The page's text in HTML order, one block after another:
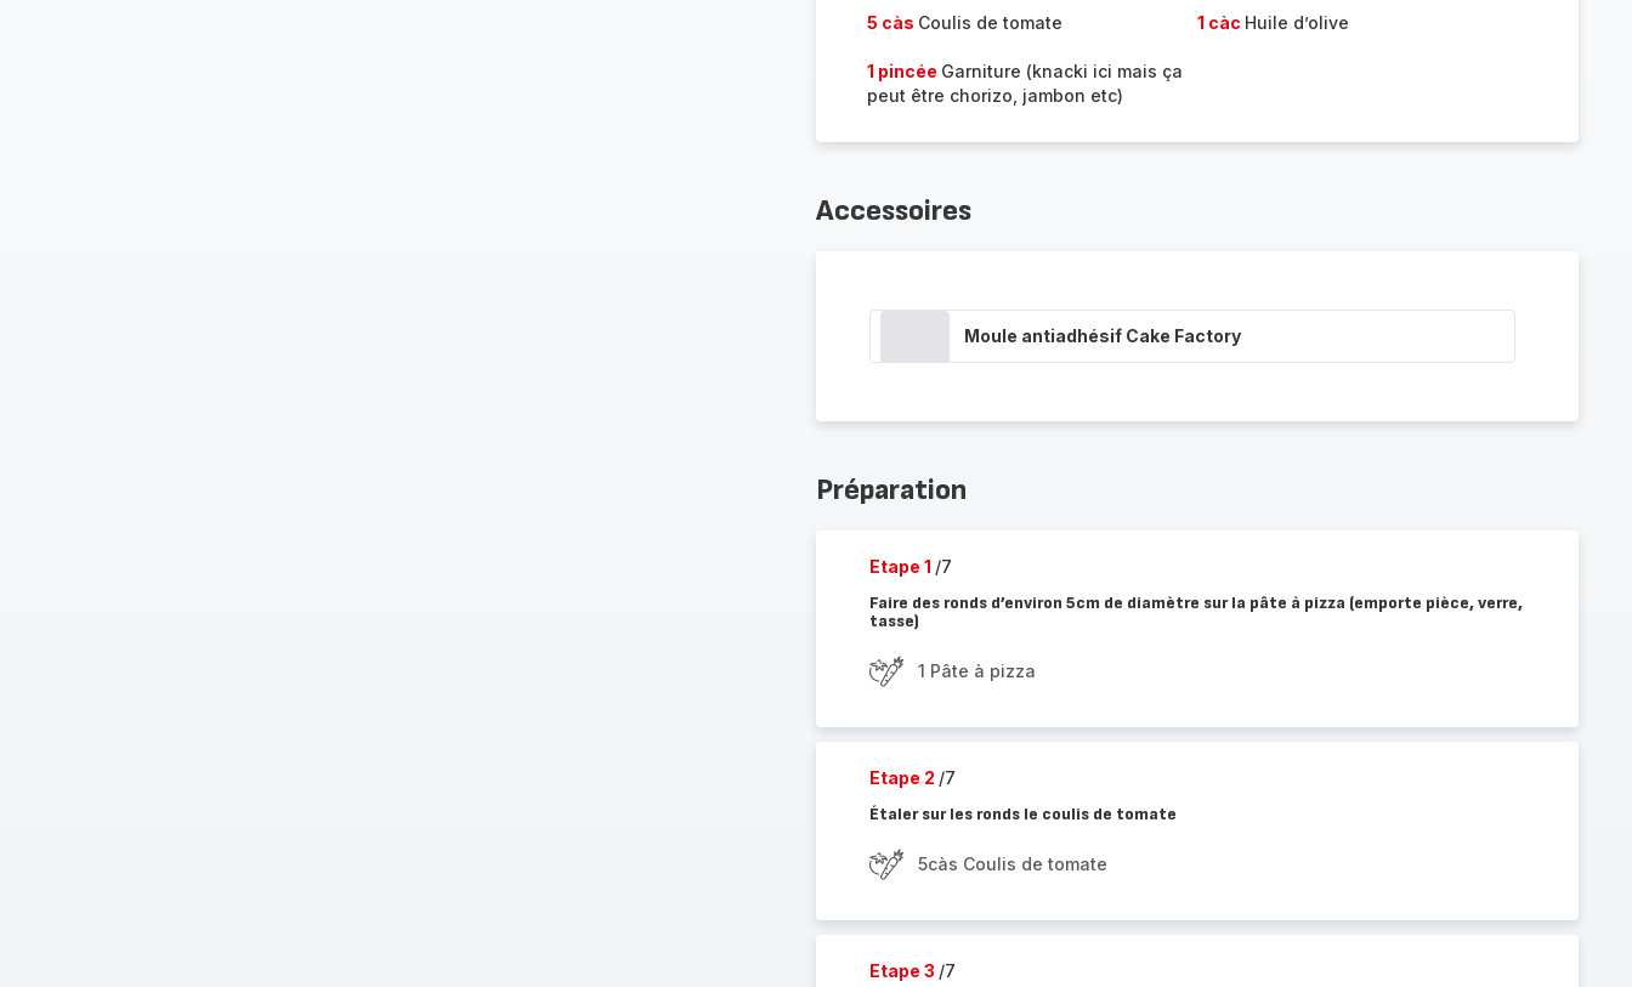
5 càs Coulis de tomate 1 càc Huile d’olive
1 pincée Garniture (knacki ici mais ça
peut être chorizo, jambon etc)
Accessoires
Moule antiadhésif Cake Factory
Préparation
Etape 1 /7
Faire des ronds d’environ 5cm de diamètre sur la pâte à pizza (emporte pièce, verre,
tasse)
1 Pâte à pizza
Etape 2 /7
Étaler sur les ronds le coulis de tomate
5càs Coulis de tomate
Etape 3 /7